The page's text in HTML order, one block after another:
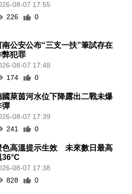
08-07 17:55
226
0
南公安公布“三支一扶”筆試存在
弊犯罪
08-07 17:48
174
0
國萊茵河水位下降露出二戰未爆
彈
08-07 17:39
241
0
色高溫提示生效 未來數日最高
36°C
08-07 17:38
828
0